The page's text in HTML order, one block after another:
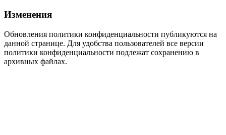
Изменения
Обновления политики конфиденциальности публикуются на
данной странице. Для удобства пользователей все версии
политики конфиденциальности подлежат сохранению в
архивных файлах.